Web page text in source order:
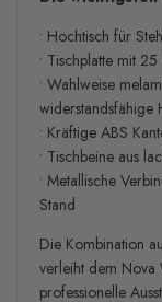
• Hochtisch für
• Tischplatte mit
• Wahlweise
widerstandsfähige
• Kräftige ABS
• Tischbeine aus
• Metallische
Stand
Die Kombination
verleiht dem
professionelle